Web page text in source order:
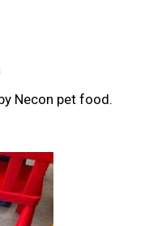
Necon pet food.